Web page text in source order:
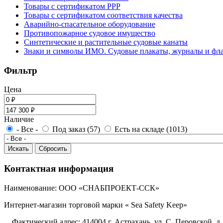
Товары с сертификатом РРР
Товары с сертификатом соответствия качества
Аварийно-спасательное оборудование
Противопожарное судовое имущество
Синтетические и растительные судовые канаты
Знаки и символы ИМО. Судовые плакаты, журналы и
Фильтр
Цена
Наличие
- Все -
Под заказ (57) Есть на складе (1013)
Контактная информация
Наименование: ООО «СНАБПРОЕКТ-ССК»
Интернет-магазин торговой марки « Sea Safety Keep»